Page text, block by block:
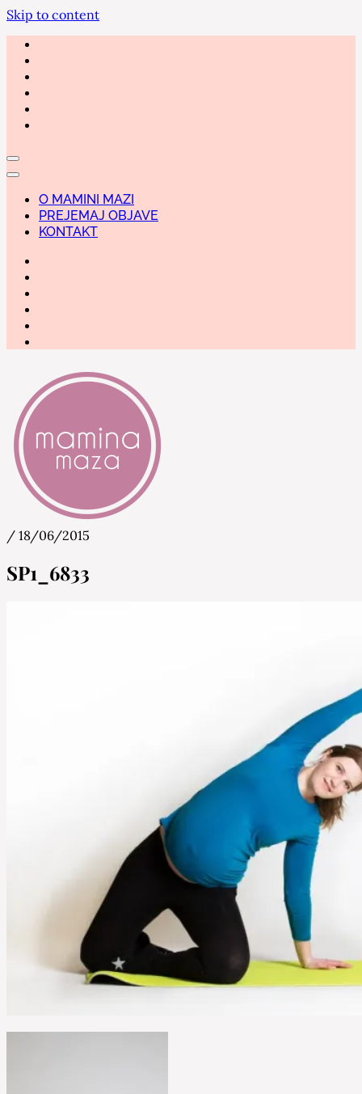
Skip to content
O MAMINI MAZI
PREJEMAJ OBJAVE
KONTAKT
Mamina Maza
/ 18/06/2015
SP1_6833